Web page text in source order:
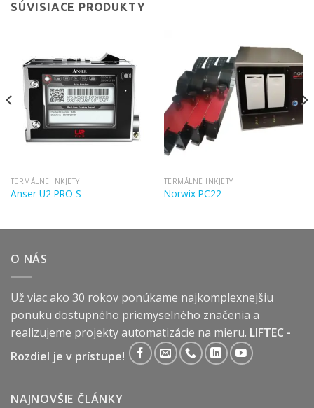
SÚVISIACE PRODUKTY
TERMÁLNE INKJETY
Anser U2 PRO S
TERMÁLNE INKJETY
Norwix PC22
O NÁS
Už viac ako 30 rokov ponúkame najkomplexnejšiu
ponuku dostupného priemyselného značenia a
realizujeme projekty automatizácie na mieru. LIFTEC -
Rozdiel je v prístupe!
NAJNOVŠIE ČLÁNKY